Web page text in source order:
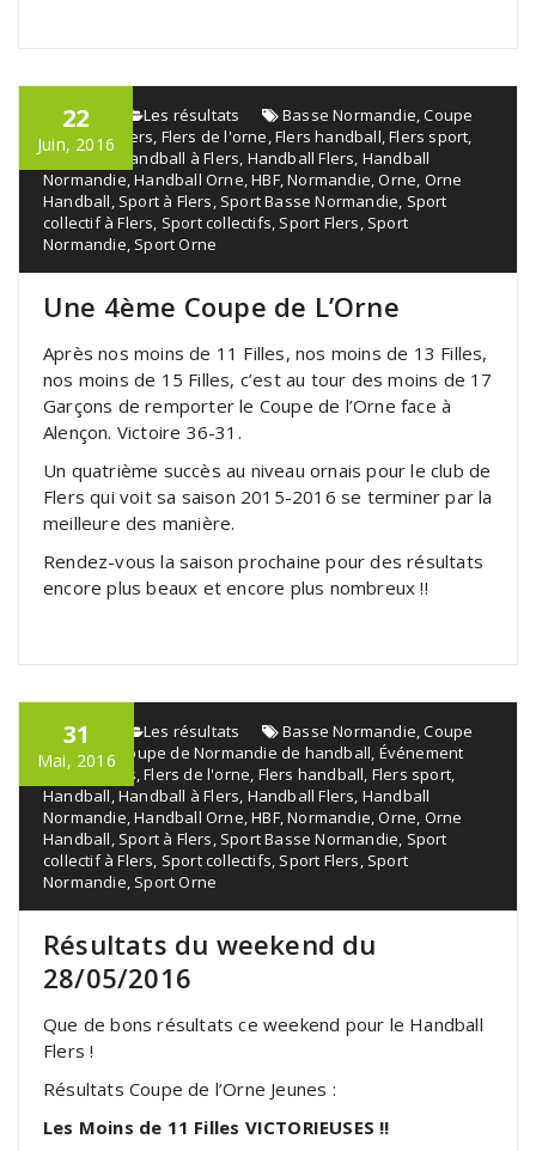
22
Juin, 2016
admin Les résultats Basse Normandie ,Coupe
de l'orne, Flers Flers de l'orne ,Flers handball ,Flers sport
Handball, Handball à Flers Handball Flers Handball
Normandie ,Handball Orne ,HBF,Normandie ,Orne Orne
Handball Sport à Flers Sport Basse Normandie Sport
collectif à Flers Sport collectifs Sport Flers Sport
Normandie Sport Orne
Une 4ème Coupe de L’Orne
Après nos moins de 11 Filles, nos moins de 13 Filles,
nos moins de 15 Filles, c’est au tour des moins de 17
Garçons de remporter le Coupe de l’Orne face à
Alençon. Victoire 36-31.
Un quatrième succès au niveau ornais pour le club de
Flers qui voit sa saison 2015-2016 se terminer par la
meilleure des manière.
Rendez-vous la saison prochaine pour des résultats
encore plus beaux et encore plus nombreux !!
31
Mai, 2016
admin Les résultats Basse Normandie ,Coupe
de l'orne, Coupe de Normandie de handball Événement
sportif,Flers ,Flers de l'orne Flers handball Flers sport
Handball ,Handball à Flers Handball Flers Handball
Normandie ,Handball Orne ,HBF,Normandie ,Orne Orne
Handball Sport à Flers Sport Basse Normandie Sport
collectif à Flers Sport collectifs Sport Flers Sport
Normandie Sport Orne
Résultats du weekend du
28/05/2016
Que de bons résultats ce weekend pour le Handball
Flers !
Résultats Coupe de l’Orne Jeunes :
Les Moins de 11 Filles VICTORIEUSES !!